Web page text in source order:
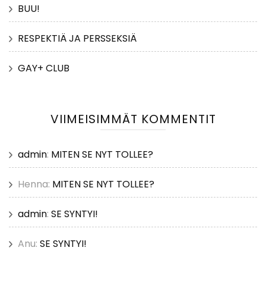
BUU!
RESPEKTIÄ JA PERSSEKSIÄ
GAY+ CLUB
VIIMEISIMMÄT KOMMENTIT
admin: MITEN SE NYT TOLLEE?
Henna: MITEN SE NYT TOLLEE?
admin: SE SYNTYI!
Anu: SE SYNTYI!